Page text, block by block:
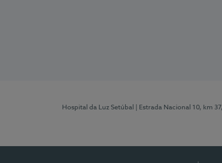
Hospital da Luz Setúbal | Estrada Nacional 10, km